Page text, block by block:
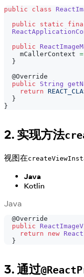
public class
public
static
public
    mCallerContext
=
}
@Override
public
String
return
}
}
2. 实现方法
视图在
Java
Kotlin
Java
@Override
public
return
new
}
3. 通过